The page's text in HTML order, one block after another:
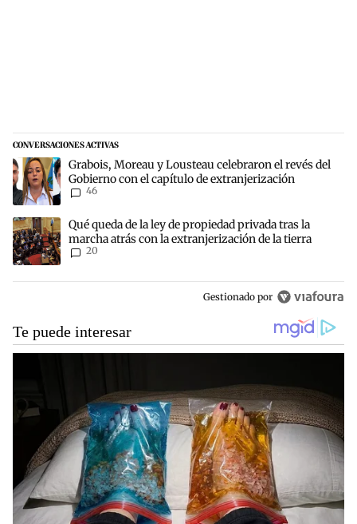
CONVERSACIONES ACTIVAS
Este listado muestra los artículos con más comentarios en los
Un artículo de tendencia con el título "Grabois, Moreau y
Grabois, Moreau y Lousteau celebraron el revés del
Gobierno con el capítulo de extranjerización
46
Un artículo de tendencia con el título "Qué queda de la ley de
Qué queda de la ley de propiedad privada tras la
marcha atrás con la extranjerización de la tierra
20
Gestionado por